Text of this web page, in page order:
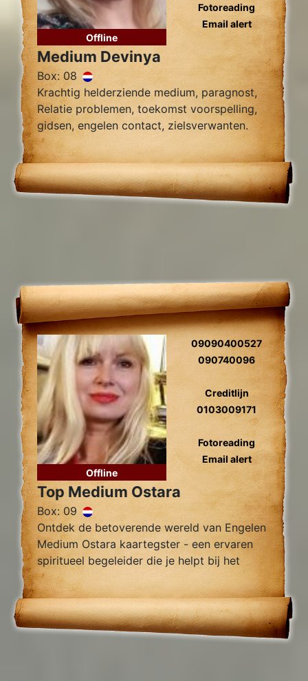
Offline
Fotoreading
Email alert
Medium Devinya
Box: 08
Krachtig helderziende medium, paragnost,
Relatie problemen, toekomst voorspelling,
gidsen, engelen contact, zielsverwanten.
Offline
09090400527
090740096
Creditlijn
0103009171
Fotoreading
Email alert
Top Medium Ostara
Box: 09
Ontdek de betoverende wereld van Engelen
Medium Ostara kaartegster - een ervaren
spiritueel begeleider die je helpt bij het
vinden van innerlijke rust, helderheid en
begeleiding.